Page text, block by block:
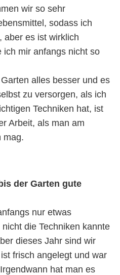
wir so sehr
sodass ich
aber es ist wirklich
ich mir anfangs nicht so
alles besser und es
zu versorgen, als ich
Techniken hat, ist
Arbeit, als man am
mag.
der Garten gute
nur etwas
die Techniken kannte
dieses Jahr sind wir
frisch angelegt und war
hat man es